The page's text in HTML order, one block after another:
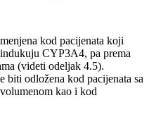
kod pacijenata koji
CYP3A4, pa prema
(videti odeljak 4.5).
biti odložena kod pacijenata sa
kao i kod